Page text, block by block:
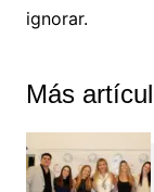
ignorar.
Más